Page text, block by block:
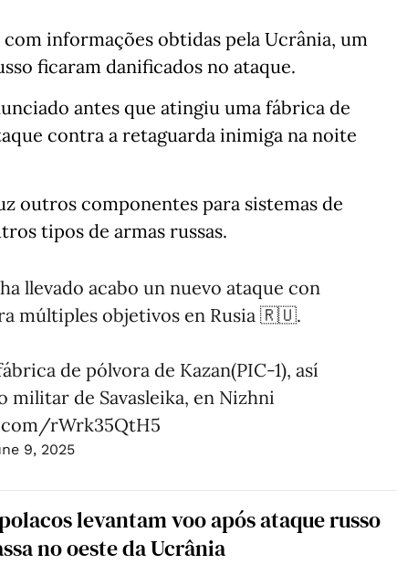
informações obtidas pela Ucrânia, um
ficaram danificados no ataque.
antes que atingiu uma fábrica de
contra a retaguarda inimiga na noite
outros componentes para sistemas de
tipos de armas russas.
llevado acabo un nuevo ataque con
múltiples objetivos en Rusia 🇷🇺.
de pólvora de Kazan(PIC-1), así
militar de Savasleika, en Nizhni
rWrk35QtH5
9, 2025
levantam voo após ataque russo
no oeste da Ucrânia